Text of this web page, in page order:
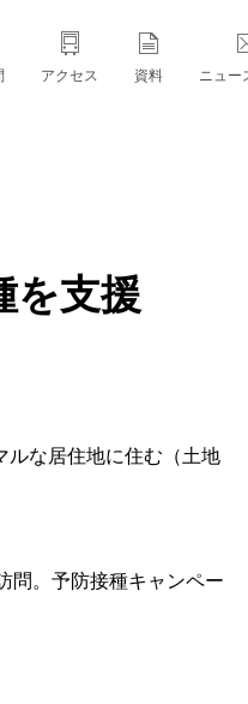
アクセス 資料 ニュー
を支援
ルな居住地に住む（土地
問。予防接種キャンペー